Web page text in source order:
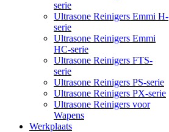
serie
Ultrasone Reinigers Emmi H-
serie
Ultrasone Reinigers Emmi
HC-serie
Ultrasone Reinigers FTS-
serie
Ultrasone Reinigers PS-serie
Ultrasone Reinigers PX-serie
Ultrasone Reinigers voor
Wapens
Werkplaats